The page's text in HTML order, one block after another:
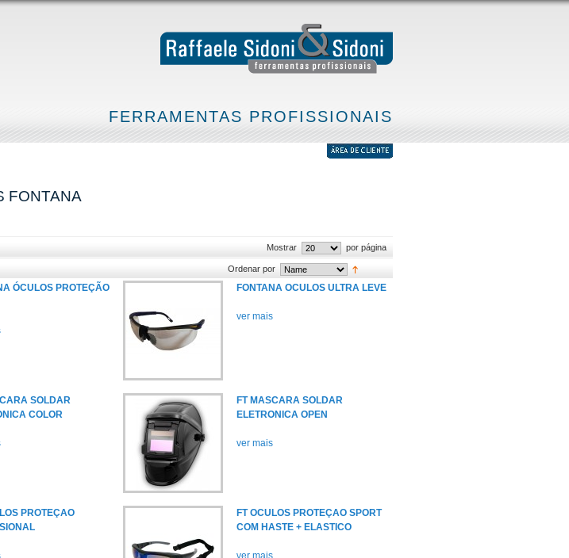
FERRAMENTAS PROFISSIONAIS
FONTANA
Mostrar por página
Ordenar por
ÓCULOS PROTEÇÃO
FONTANA OCULOS ULTRA LEVE
ver mais
SOLDAR
COLOR
FT MASCARA SOLDAR
ELETRONICA OPEN
ver mais
PROTEÇAO
FT OCULOS PROTEÇAO SPORT
COM HASTE + ELASTICO
ver mais